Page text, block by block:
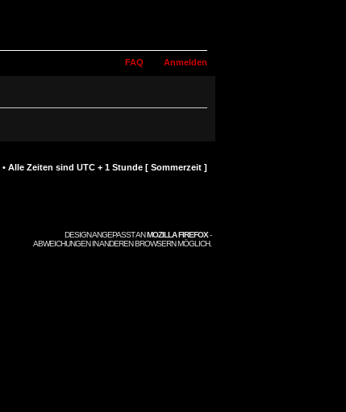
FAQ Anmelden
• Alle Zeiten sind UTC + 1 Stunde [ Sommerzeit ]
DESIGN ANGEPASST ANMOZILLA FIREFOX-
ABWEICHUNGEN IN ANDEREN BROWSERN MÖGLICH.